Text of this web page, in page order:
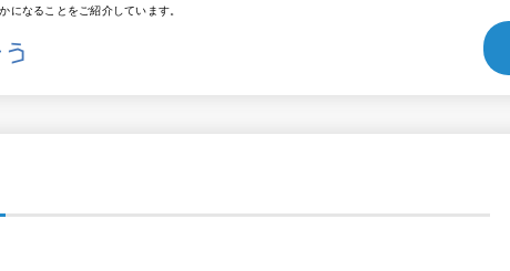
になることをご紹介しています。